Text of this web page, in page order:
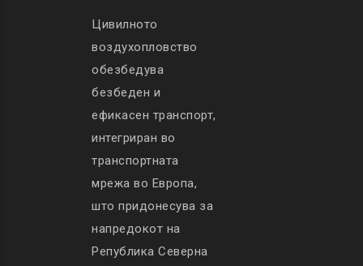
Цивилното
воздухопловство
обезбедува
безбеден и
ефикасен транспорт,
интегриран во
транспортната
мрежа во Европа,
што придонесува за
напредокот на
Република Северна